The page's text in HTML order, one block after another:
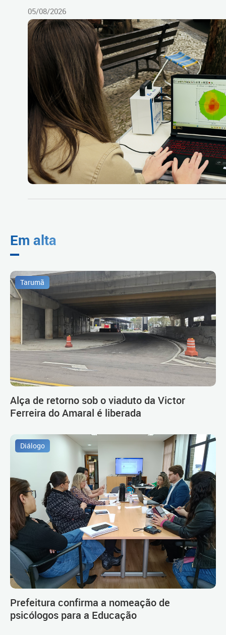
05/08/2026
Em alta
Tarumã
Alça de retorno sob o viaduto da Victor
Ferreira do Amaral é liberada
Diálogo
Prefeitura confirma a nomeação de
psicólogos para a Educação